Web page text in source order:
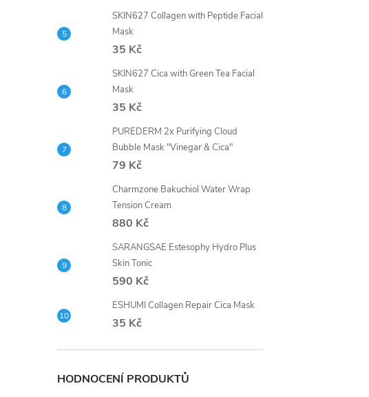
SKIN627 Collagen with Peptide Facial
Mask
35 Kč
SKIN627 Cica with Green Tea Facial
Mask
35 Kč
PUREDERM 2x Purifying Cloud
Bubble Mask "Vinegar & Cica"
79 Kč
Charmzone Bakuchiol Water Wrap
Tension Cream
880 Kč
SARANGSAE Estesophy Hydro Plus
Skin Tonic
590 Kč
ESHUMI Collagen Repair Cica Mask
35 Kč
HODNOCENÍ PRODUKTŮ